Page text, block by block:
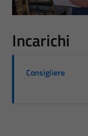
Incarichi
Consigliere